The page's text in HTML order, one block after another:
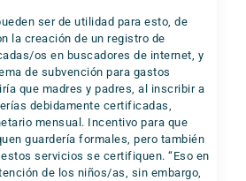
ser de utilidad para esto, de
la creación de un registro de
os en buscadores de internet, y
de subvención para gastos
que madres y padres, al inscribir a
debidamente certificadas,
mensual. Incentivo para que
guardería formales, pero también
servicios se certifiquen. “Eso en
de los niños/as, sin embargo,